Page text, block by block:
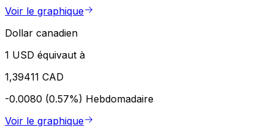
Voir le graphique
Dollar canadien
1 USD équivaut à
1,39411 CAD
-0.0080 (0.57%) Hebdomadaire
Voir le graphique